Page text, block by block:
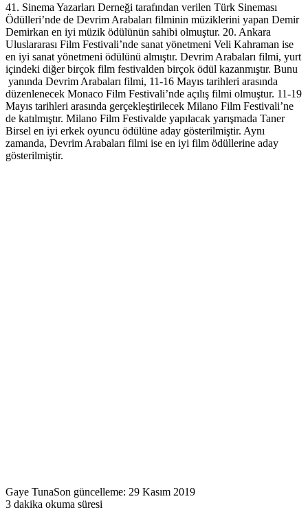
41. Sinema Yazarları Derneği tarafından verilen Türk Sineması
Ödülleri’nde de Devrim Arabaları filminin müziklerini yapan Demir
Demirkan en iyi müzik ödülünün sahibi olmuştur. 20. Ankara
Uluslararası Film Festivali’nde sanat yönetmeni Veli Kahraman ise
en iyi sanat yönetmeni ödülünü almıştır. Devrim Arabaları filmi, yurt
içindeki diğer birçok film festivalden birçok ödül kazanmıştır. Bunu
yanında Devrim Arabaları filmi, 11-16 Mayıs tarihleri arasında
düzenlenecek Monaco Film Festivali’nde açılış filmi olmuştur. 11-19
Mayıs tarihleri arasında gerçekleştirilecek Milano Film Festivali’ne
de katılmıştır. Milano Film Festivalde yapılacak yarışmada Taner
Birsel en iyi erkek oyuncu ödülüne aday gösterilmiştir. Aynı
zamanda, Devrim Arabaları filmi ise en iyi film ödüllerine aday
gösterilmiştir.
Gaye TunaSon güncelleme: 29 Kasım 2019
3 dakika okuma süresi